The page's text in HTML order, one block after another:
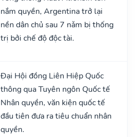
nắm quyền, Argentina trở lại
nền dân chủ sau 7 nǎm bị thống
trị bởi chế độ độc tài.
Đại Hội đồng Liên Hiệp Quốc
thông qua Tuyên ngôn Quốc tế
Nhân quyền, văn kiện quốc tế
đầu tiên đưa ra tiêu chuẩn nhân
quyền.